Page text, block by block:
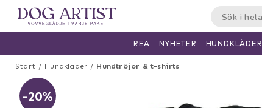
Start Hundkläder Hundtröjor & t-shirts
-20%
REA NYHETER HUNDKLÄDER